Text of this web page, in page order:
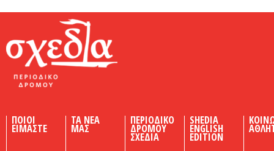
ΠΟΙΟΙ
ΕΙΜΑΣΤΕ
ΤΑ ΝΕΑ
ΜΑΣ
ΠΕΡΙΟΔΙΚΟ
ΔΡΟΜΟΥ
ΣΧΕΔΙΑ
SHEDIA
ENGLISH
EDITION